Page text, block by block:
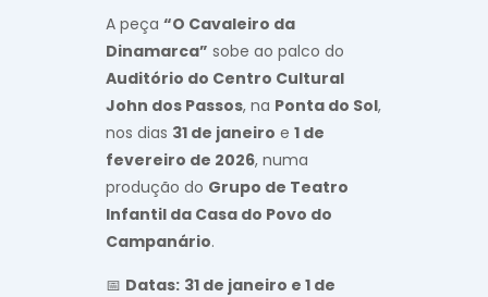
A peça “O Cavaleiro da
Dinamarca” sobe ao palco do
Auditório do Centro Cultural
John dos Passos, na Ponta do Sol,
nos dias 31 de janeiro e 1 de
fevereiro de 2026, numa
produção do Grupo de Teatro
Infantil da Casa do Povo do
Campanário.
📅 Datas: 31 de janeiro e 1 de